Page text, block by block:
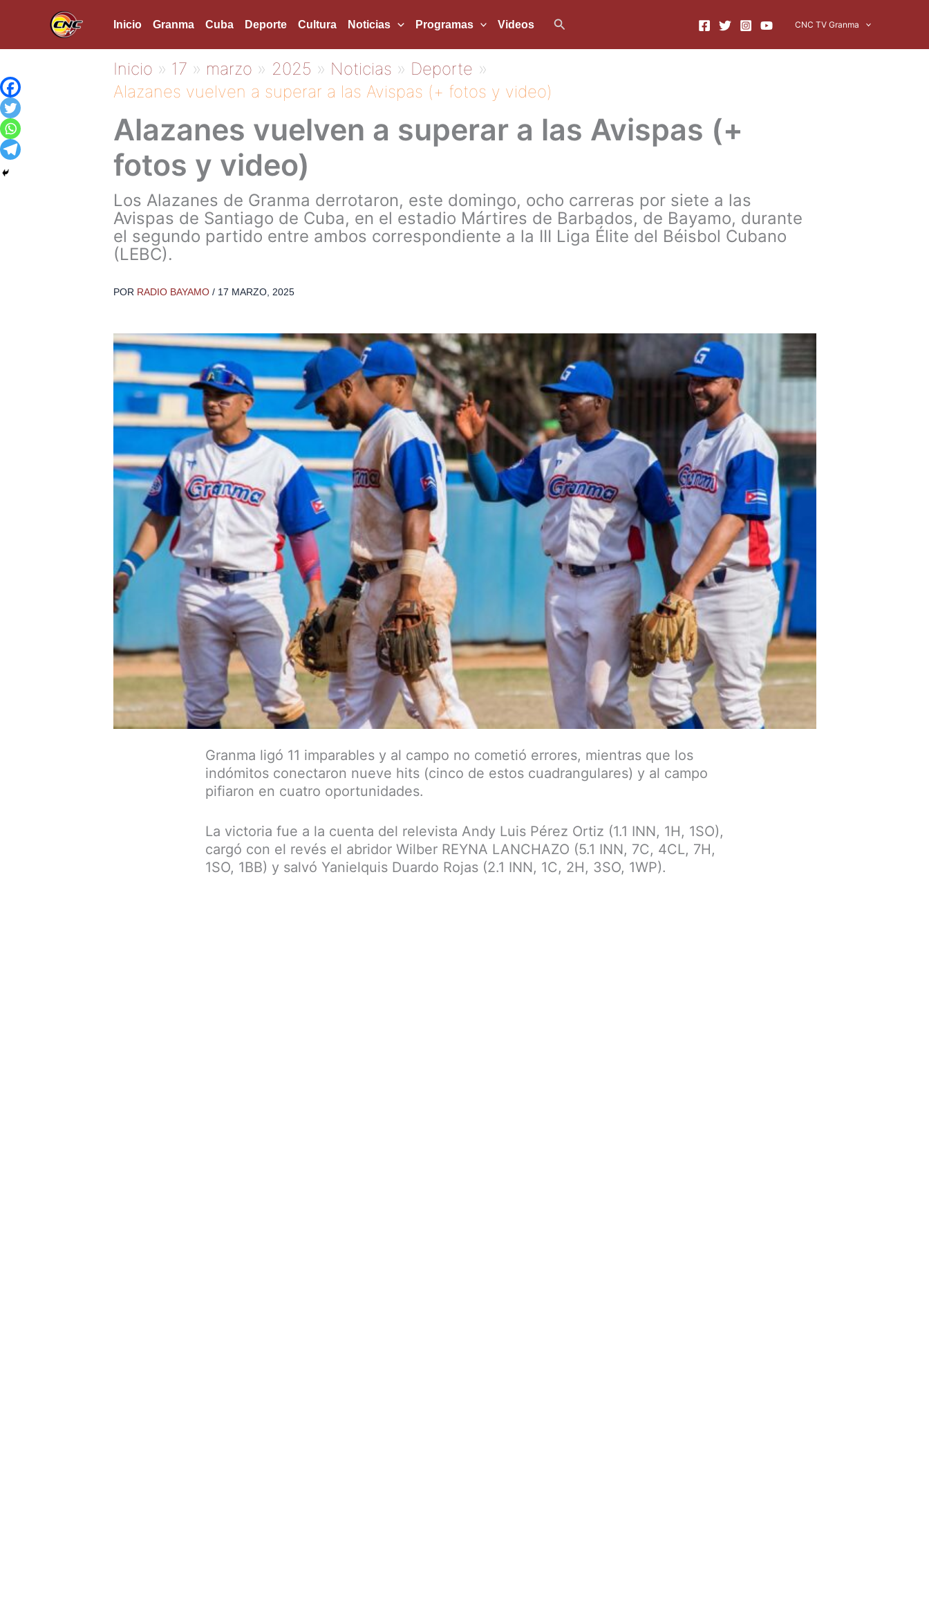
Inicio Granma Cuba Deporte Cultura Noticias Programas Videos Buscar CNC TV Granma
Inicio 17 marzo 2025 Noticias
Deporte
Alazanes vuelven a superar a las Avispas (+ fotos y video)
Alazanes vuelven a superar a las Avispas (+
fotos y video)
Los Alazanes de Granma derrotaron, este domingo, ocho carreras por siete a las
Avispas de Santiago de Cuba, en el estadio Mártires de Barbados, de Bayamo, durante
el segundo partido entre ambos correspondiente a la III Liga Élite del Béisbol Cubano
(LEBC).
POR RADIO BAYAMO / 17 MARZO, 2025
Granma ligó 11 imparables y al campo no cometió errores, mientras que los
indómitos conectaron nueve hits (cinco de estos cuadrangulares) y al campo
pifiaron en cuatro oportunidades.
La victoria fue a la cuenta del relevista Andy Luis Pérez Ortiz (1.1 INN, 1H, 1SO),
cargó con el revés el abridor Wilber REYNA LANCHAZO (5.1 INN, 7C, 4CL, 7H,
1SO, 1BB) y salvó Yanielquis Duardo Rojas (2.1 INN, 1C, 2H, 3SO, 1WP).